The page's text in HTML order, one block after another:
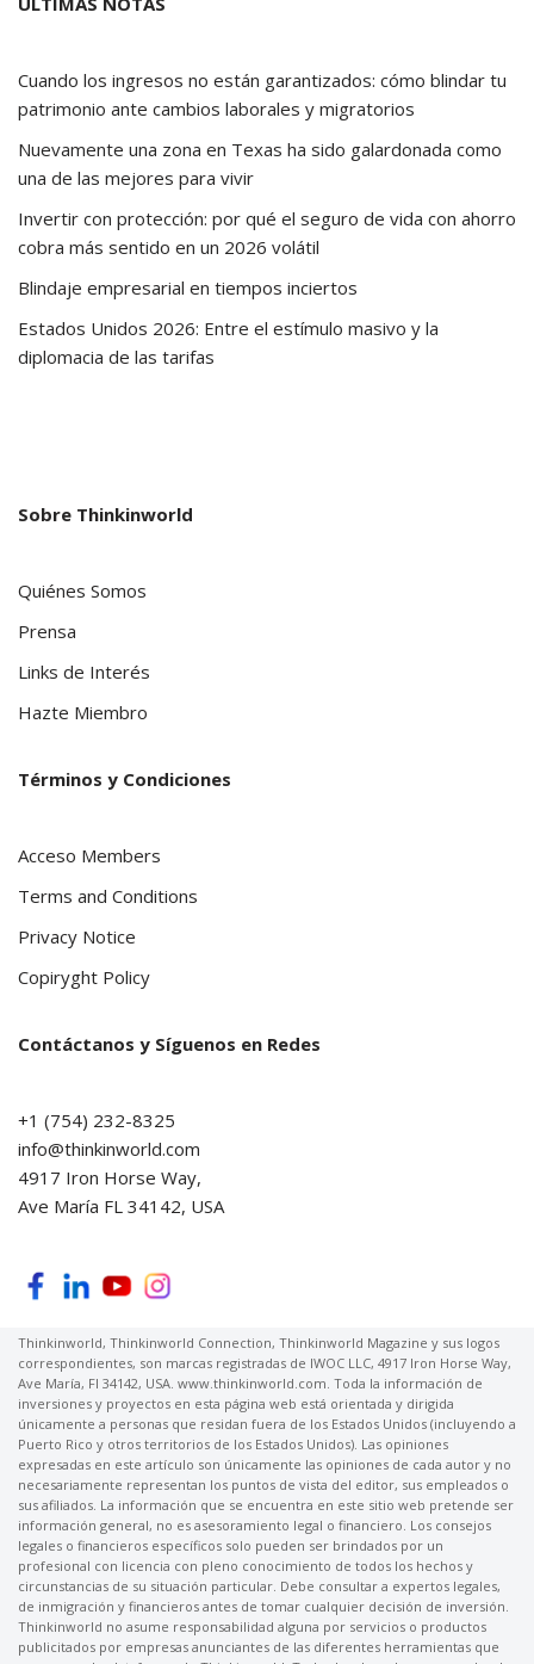
Cuando los ingresos no están garantizados: cómo blindar tu
patrimonio ante cambios laborales y migratorios
Nuevamente una zona en Texas ha sido galardonada como
una de las mejores para vivir
Invertir con protección: por qué el seguro de vida con ahorro
cobra más sentido en un 2026 volátil
Blindaje empresarial en tiempos inciertos
Estados Unidos 2026: Entre el estímulo masivo y la
diplomacia de las tarifas
Sobre Thinkinworld
Quiénes Somos
Prensa
Links de Interés
Hazte Miembro
Términos y Condiciones
Acceso Members
Terms and Conditions
Privacy Notice
Copiryght Policy
Contáctanos y Síguenos en Redes
+1 (754) 232-8325
info@thinkinworld.com
4917 Iron Horse Way,
Ave María FL 34142, USA
Thinkinworld, Thinkinworld Connection, Thinkinworld Magazine y sus logos
correspondientes, son marcas registradas de IWOC LLC, 4917 Iron Horse Way,
Ave María, Fl 34142, USA. www.thinkinworld.com. Toda la información de
inversiones y proyectos en esta página web está orientada y dirigida
únicamente a personas que residan fuera de los Estados Unidos (incluyendo a
Puerto Rico y otros territorios de los Estados Unidos). Las opiniones
expresadas en este artículo son únicamente las opiniones de cada autor y no
necesariamente representan los puntos de vista del editor, sus empleados o
sus afiliados. La información que se encuentra en este sitio web pretende ser
información general, no es asesoramiento legal o financiero. Los consejos
legales o financieros específicos solo pueden ser brindados por un
profesional con licencia con pleno conocimiento de todos los hechos y
circunstancias de su situación particular. Debe consultar a expertos legales,
de inmigración y financieros antes de tomar cualquier decisión de inversión.
Thinkinworld no asume responsabilidad alguna por servicios o productos
publicitados por empresas anunciantes de las diferentes herramientas que